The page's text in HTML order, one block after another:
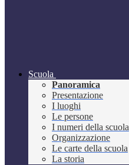
Scuola
Panoramica
Presentazione
I luoghi
Le persone
I numeri della scuola
Organizzazione
Le carte della scuola
La storia